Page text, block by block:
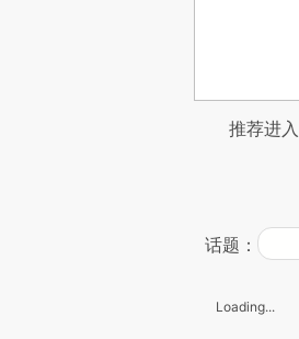
推荐进入
话题：
Loading...